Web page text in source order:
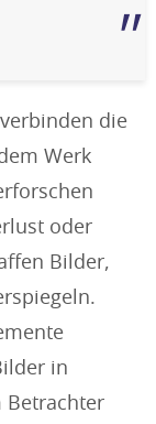
die
Werk
oder
Bilder,
in
Betrachter